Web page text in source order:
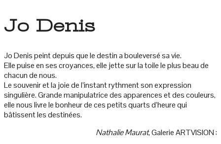
Jo Denis
Jo Denis peint depuis que le destin a bouleversé sa vie.
Elle puise en ses croyances, elle jette sur la toile le plus beau de
chacun de nous.
Le souvenir et la joie de l’instant rythment son expression
singulière. Grande manipulatrice des apparences et des couleurs,
elle nous livre le bonheur de ces petits quarts d’heure qui
bâtissent les destinées.
Nathalie Maurat, Galerie ARTVISION :